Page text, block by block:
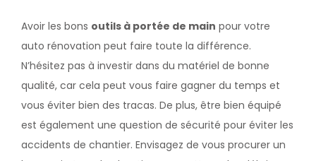
Avoir les bons outils à portée de main pour votre
auto rénovation peut faire toute la différence.
N’hésitez pas à investir dans du matériel de bonne
qualité, car cela peut vous faire gagner du temps et
vous éviter bien des tracas. De plus, être bien équipé
est également une question de sécurité pour éviter les
accidents de chantier. Envisagez de vous procurer un